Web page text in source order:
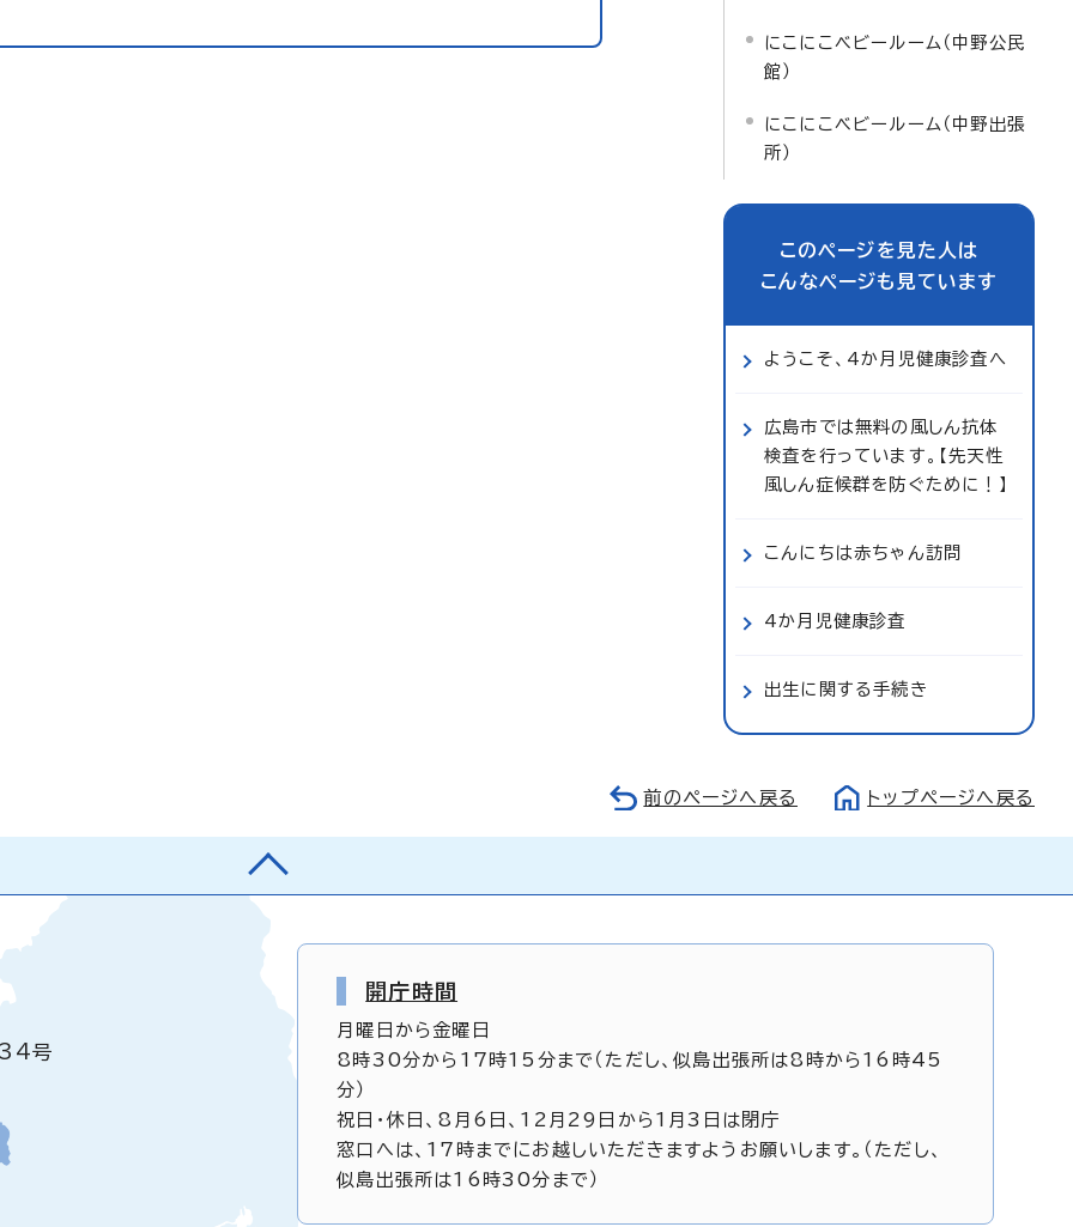
にこにこベビールーム（中野公民
館）
にこにこベビールーム（中野出張
所）
このページを見た人は
こんなページも見ています
ようこそ、4か月児健康診査へ
広島市では無料の風しん抗体
検査を行っています。【先天性
風しん症候群を防ぐために！】
こんにちは赤ちゃん訪問
4か月児健康診査
出生に関する手続き
前のページへ戻る トップページへ戻る
号
開庁時間
月曜日から金曜日
8時30分から17時15分まで（ただし、似島出張所は8時から16時45
分）
祝日・休日、8月6日、12月29日から1月3日は閉庁
窓口へは、17時までにお越しいただきますようお願いします。（ただし、
似島出張所は16時30分まで）